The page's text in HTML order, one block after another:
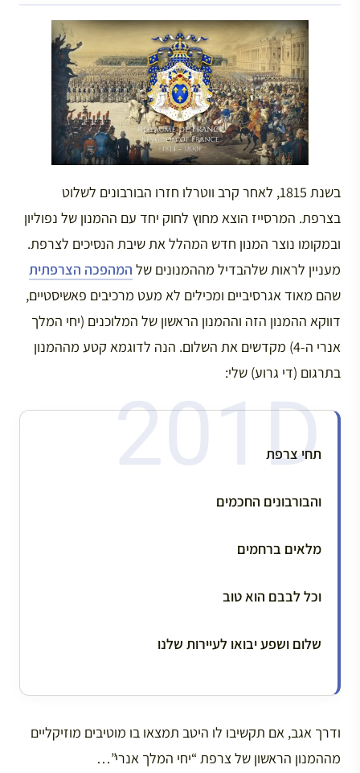
בשנת 1815, לאחר קרב ווטרלו חזרו הבורבונים לשלוט
בצרפת. המרסייז הוצא מחוץ לחוק יחד עם ההמנון של נפוליון
ובמקומו נוצר המנון חדש המהלל את שיבת הנסיכים לצרפת.
מעניין לראות שלהבדיל מההמנונים של המהפכה הצרפתית
שהם מאוד אגרסיביים ומכילים לא מעט מרכיבים פאשיסטיים,
דווקא ההמנון הזה וההמנון הראשון של המלוכנים (יחי המלך
אנרי ה-4) מקדשים את השלום. הנה לדוגמא קטע מההמנון
בתרגום (די גרוע) שלי:
תחי צרפת
והבורבונים החכמים
מלאים ברחמים
וכל לבבם הוא טוב
שלום ושפע יבואו לעיירות שלנו
ודרך אגב, אם תקשיבו לו היטב תמצאו בו מוטיבים מוזיקליים
מההמנון הראשון של צרפת “יחי המלך אנרי”…